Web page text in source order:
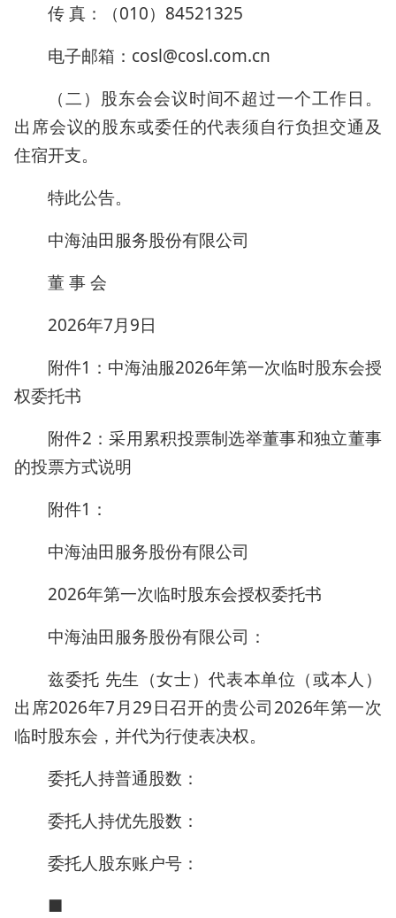
传 真：（010）84521325
电子邮箱：cosl@cosl.com.cn
（二）股东会会议时间不超过一个工作日。
出席会议的股东或委任的代表须自行负担交通及
住宿开支。
特此公告。
中海油田服务股份有限公司
董 事 会
2026年7月9日
附件1：中海油服2026年第一次临时股东会授
权委托书
附件2：采用累积投票制选举董事和独立董事
的投票方式说明
附件1：
中海油田服务股份有限公司
2026年第一次临时股东会授权委托书
中海油田服务股份有限公司：
兹委托 先生（女士）代表本单位（或本人）
出席2026年7月29日召开的贵公司2026年第一次
临时股东会，并代为行使表决权。
委托人持普通股数：
委托人持优先股数：
委托人股东账户号：
■